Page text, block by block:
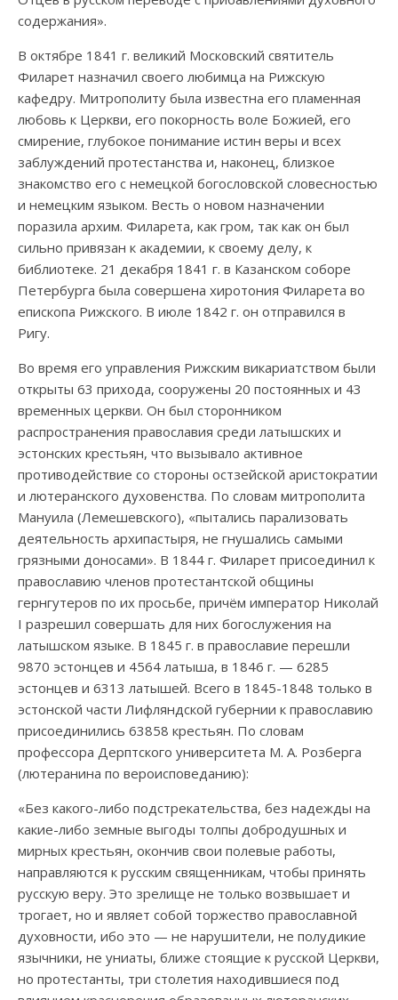
содержания».
В октябре 1841 г. великий Московский святитель
Филарет назначил своего любимца на Рижскую
кафедру. Митрополиту была известна его пламенная
любовь к Церкви, его покорность воле Божией, его
смирение, глубокое понимание истин веры и всех
заблуждений протестанства и, наконец, близкое
знакомство его с немецкой богословской словесностью
и немецким языком. Весть о новом назначении
поразила архим. Филарета, как гром, так как он был
сильно привязан к академии, к своему делу, к
библиотеке. 21 декабря 1841 г. в Казанском соборе
Петербурга была совершена хиротония Филарета во
епископа Рижского. В июле 1842 г. он отправился в
Ригу.
Во время его управления Рижским викариатством были
открыты 63 прихода, сооружены 20 постоянных и 43
временных церкви. Он был сторонником
распространения православия среди латышских и
эстонских крестьян, что вызывало активное
противодействие со стороны остзейской аристократии
и лютеранского духовенства. По словам митрополита
Мануила (Лемешевского), «пытались парализовать
деятельность архипастыря, не гнушались самыми
грязными доносами». В 1844 г. Филарет присоединил к
православию членов протестантской общины
гернгутеров по их просьбе, причём император Николай
I разрешил совершать для них богослужения на
латышском языке. В 1845 г. в православие перешли
9870 эстонцев и 4564 латыша, в 1846 г. — 6285
эстонцев и 6313 латышей. Всего в 1845-1848 только в
эстонской части Лифляндской губернии к православию
присоединились 63858 крестьян. По словам
профессора Дерптского университета М. А. Розберга
(лютеранина по вероисповеданию):
«Без какого-либо подстрекательства, без надежды на
какие-либо земные выгоды толпы добродушных и
мирных крестьян, окончив свои полевые работы,
направляются к русским священникам, чтобы принять
русскую веру. Это зрелище не только возвышает и
трогает, но и являет собой торжество православной
духовности, ибо это — не нарушители, не полудикие
язычники, не униаты, ближе стоящие к русской Церкви,
но протестанты, три столетия находившиеся под